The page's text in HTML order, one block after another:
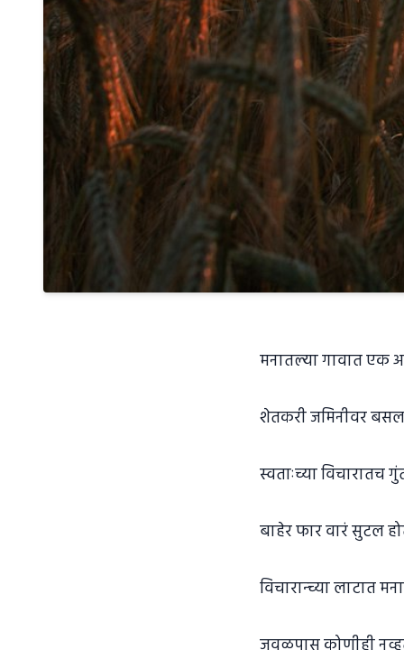
मनातल्या गावात एक
शेतकरी जमिनीवर
स्वताःच्या विचारातच
बाहेर फार वारं सुटल
विचारान्च्या लाटात